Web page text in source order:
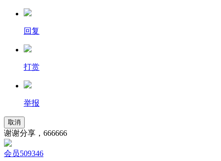
回复
打赏
举报
取消
谢谢分享，666666
会员509346